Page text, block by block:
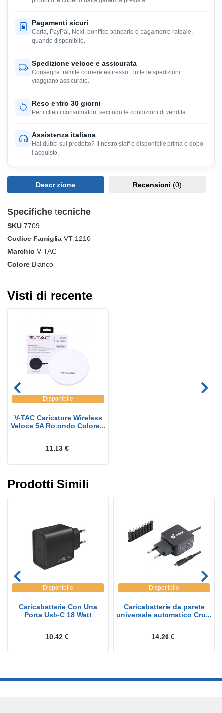
Pagamenti sicuri
Carta, PayPal, Nexi, bonifico bancario e pagamento rateale,
quando disponibile.
Spedizione veloce e assicurata
Consegna tramite corriere espresso. Tutte le spedizioni
viaggiano assicurate.
Reso entro 30 giorni
Per i clienti consumatori, secondo le condizioni di vendita.
Assistenza italiana
Hai dubbi sul prodotto? Il nostro staff è disponibile prima e dopo
l’acquisto.
Descrizione Recensioni (0)
Specifiche tecniche
SKU 7709
Codice Famiglia VT-1210
Marchio V-TAC
Colore Bianco
Visti di recente
Disponibile
V-TAC Caricatore Wireless
Veloce 5A Rotondo Colore...
11.13 €
Prodotti Simili
Disponibile
Caricabatterie Con Una
Porta Usb-C 18 Watt
10.42 €
Disponibile
Caricabatterie da parete
universale automatico Cro...
14.26 €